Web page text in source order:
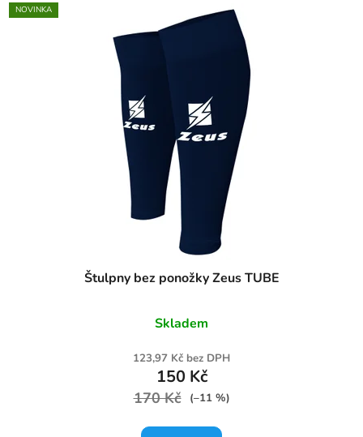
NOVINKA
Štulpny bez ponožky Zeus TUBE
Skladem
123,97 Kč bez DPH
150 Kč
170 Kč (–11 %)